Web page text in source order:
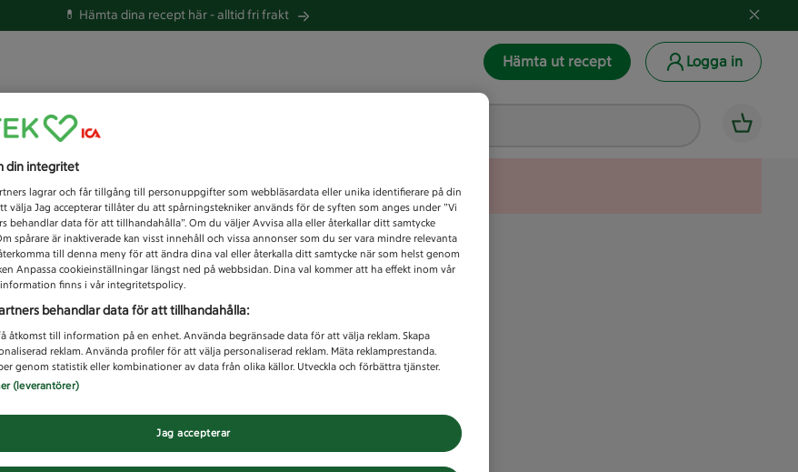
💊 Hämta dina recept här -alltid fri frakt
Hämta ut recept Logga in
efter idag?
Unknown error
din integritet
lagrar och får tillgång till personuppgifter som webbläsardata eller unika identifierare på din
välja Jag accepterar tillåter du att spårningstekniker används för de syften som anges under ”Vi
behandlar data för att tillhandahålla”. Om du väljer Avvisa alla eller återkallar ditt samtycke
spårare är inaktiverade kan visst innehåll och vissa annonser som du ser vara mindre relevanta
till denna meny för att ändra dina val eller återkalla ditt samtycke när som helst genom
Anpassa cookieinställningar längst ned på webbsidan. Dina val kommer att ha effekt inom vår
finns i vår integritetspolicy.
behandlar data för att tillhandahålla:
åtkomst till information på en enhet. Använda begränsade data för att välja reklam. Skapa
reklam. Använda profiler för att välja personaliserad reklam. Mäta reklamprestanda.
genom statistik eller kombinationer av data från olika källor. Utveckla och förbättra tjänster.
(leverantörer)
Jag accepterar